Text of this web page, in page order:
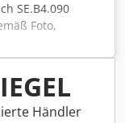
SE.B4.090
Foto,
mit 12
gelten nicht die
separat erfragen!
Händler